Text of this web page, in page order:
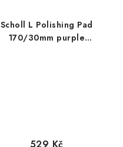
Scholl L Polishing Pad
170/30mm purple
529 Kč